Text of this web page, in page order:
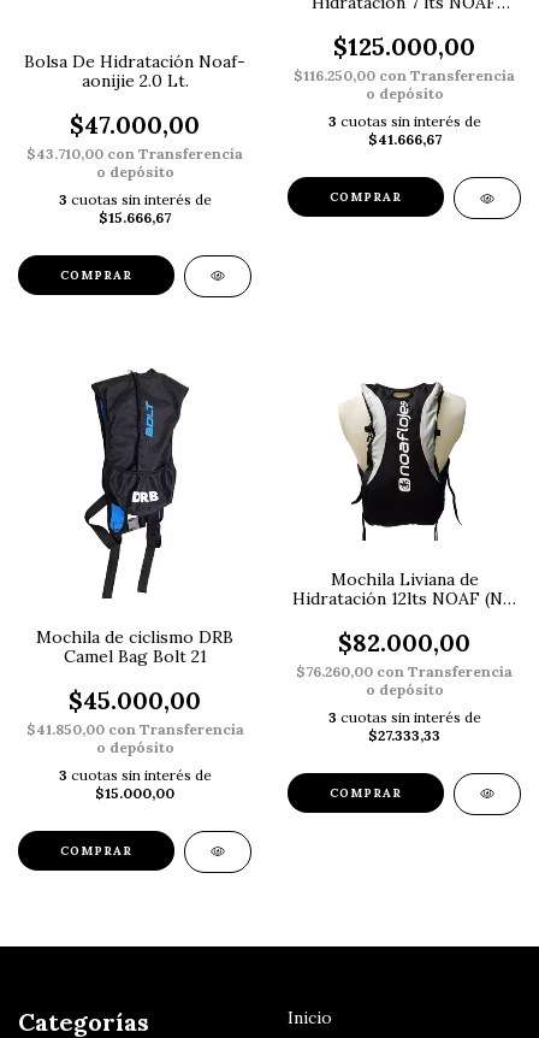
Bolsa De Hidratación Noaf-
aonijie 2.0 Lt.
$47.000,00
$43.710,00 con Transferencia
o depósito
3 cuotas sin interés de
$15.666,67
$125.000,00
$116.250,00 con Transferencia
o depósito
3 cuotas sin interés de
$41.666,67
Mochila de ciclismo DRB
Camel Bag Bolt 21
$45.000,00
$41.850,00 con Transferencia
o depósito
3 cuotas sin interés de
$15.000,00
Mochila Liviana de
Hidratación 12lts NOAF (NO
$82.000,00
$76.260,00 con Transferencia
o depósito
3 cuotas sin interés de
$27.333,33
Categorías Inicio